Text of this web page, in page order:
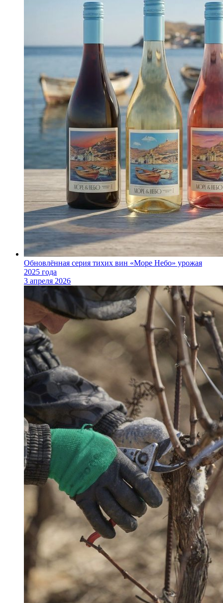
Обновлённая серия тихих вин «Море Небо» урожая
2025 года
3 апреля 2026